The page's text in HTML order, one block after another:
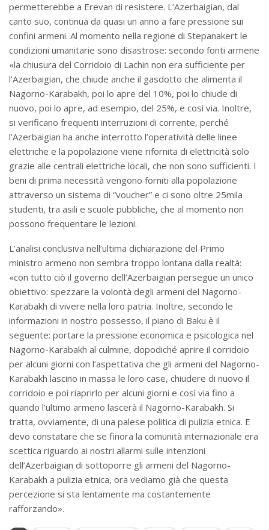
permetterebbe a Erevan di resistere. L’Azerbaigian, dal
canto suo, continua da quasi un anno a fare pressione sui
confini armeni. Al momento nella regione di Stepanakert le
condizioni umanitarie sono disastrose: secondo fonti armene
«la chiusura del Corridoio di Lachin non era sufficiente per
l’Azerbaigian, che chiude anche il gasdotto che alimenta il
Nagorno-Karabakh, poi lo apre del 10%, poi lo chiude di
nuovo, poi lo apre, ad esempio, del 25%, e così via. Inoltre,
si verificano frequenti interruzioni di corrente, perché
l’Azerbaigian ha anche interrotto l’operatività delle linee
elettriche e la popolazione viene rifornita di elettricità solo
grazie alle centrali elettriche locali, che non sono sufficienti. I
beni di prima necessità vengono forniti alla popolazione
attraverso un sistema di “voucher” e ci sono oltre 25mila
studenti, tra asili e scuole pubbliche, che al momento non
possono frequentare le lezioni.
L’analisi conclusiva nell’ultima dichiarazione del Primo
ministro armeno non sembra troppo lontana dalla realtà:
«con tutto ciò il governo dell’Azerbaigian persegue un unico
obiettivo: spezzare la volontà degli armeni del Nagorno-
Karabakh di vivere nella loro patria. Inoltre, secondo le
informazioni in nostro possesso, il piano di Baku è il
seguente: portare la pressione economica e psicologica nel
Nagorno-Karabakh al culmine, dopodiché aprire il corridoio
per alcuni giorni con l’aspettativa che gli armeni del Nagorno-
Karabakh lascino in massa le loro case, chiudere di nuovo il
corridoio e poi riaprirlo per alcuni giorni e così via fino a
quando l’ultimo armeno lascerà il Nagorno-Karabakh. Si
tratta, ovviamente, di una palese politica di pulizia etnica. E
devo constatare che se finora la comunità internazionale era
scettica riguardo ai nostri allarmi sulle intenzioni
dell’Azerbaigian di sottoporre gli armeni del Nagorno-
Karabakh a pulizia etnica, ora vediamo già che questa
percezione si sta lentamente ma costantemente
rafforzando».